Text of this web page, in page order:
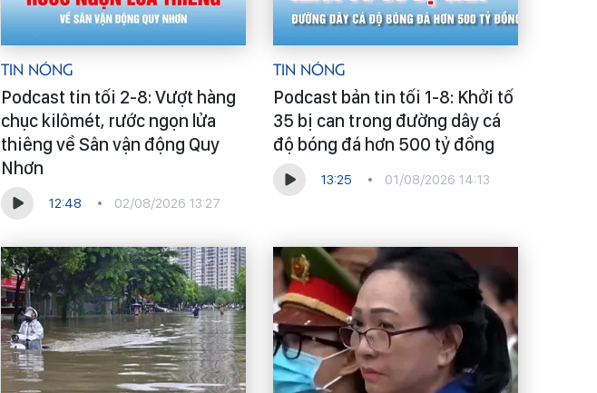
Tin Nóng
Podcast tin tối 2-8: Vượt hàng
chục kilômét, rước ngọn lửa
thiêng về Sân vận động Quy
Nhơn
12:48 02/08/2026 13:27
Tin Nóng
Podcast bản tin tối 1-8: Khởi tố
35 bị can trong đường dây cá
độ bóng đá hơn 500 tỷ đồng
13:25 01/08/2026 14:13